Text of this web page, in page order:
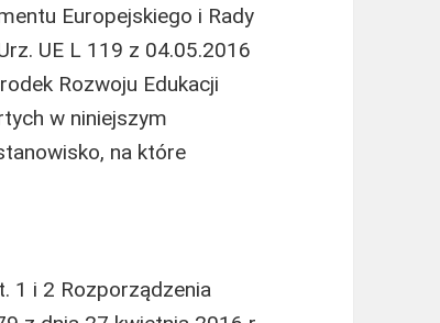
Europejskiego i Rady
UE L 119 z 04.05.2016
Rozwoju Edukacji
w niniejszym
na które
1 i 2 Rozporządzenia